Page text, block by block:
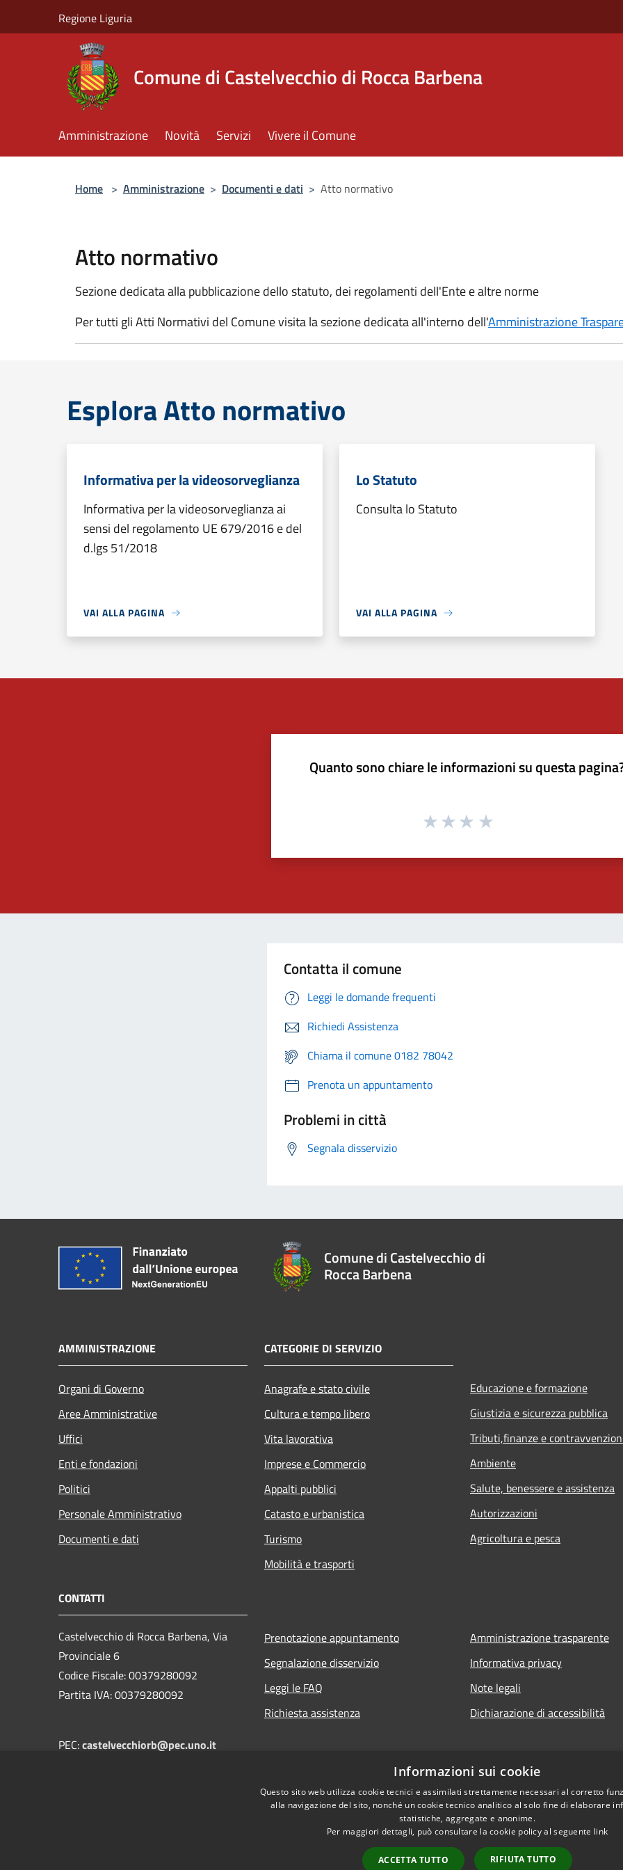
Regione Liguria
Comune di Castelvecchio di Rocca Barbena
Amministrazione Novità Servizi Vivere il Comune
Home > Amministrazione > Documenti e dati > Atto normativo
Atto normativo
Sezione dedicata alla pubblicazione dello statuto, dei regolamenti dell'Ente e altre norme
Per tutti gli Atti Normativi del Comune visita la sezione dedicata all'interno dell'Amministrazione
Esplora Atto normativo
Informativa per la videosorveglianza
Informativa per la videosorveglianza ai
sensi del regolamento UE 679/2016 e del
d.lgs 51/2018
VAI ALLA PAGINA
Lo Statuto
Consulta lo Statuto
VAI ALLA PAGINA
Quanto sono chiare le informazioni su questa
Contatta il comune
Leggi le domande frequenti
Richiedi Assistenza
Chiama il comune 0182 78042
Prenota un appuntamento
Problemi in città
Segnala disservizio
Comune di Castelvecchio di
Rocca Barbena
AMMINISTRAZIONE
Organi di Governo
Aree Amministrative
Uffici
Enti e fondazioni
Politici
Personale Amministrativo
Documenti e dati
CATEGORIE DI SERVIZIO
Anagrafe e stato civile
Cultura e tempo libero
Vita lavorativa
Imprese e Commercio
Appalti pubblici
Catasto e urbanistica
Turismo
Mobilità e trasporti
Educazione e formazione
Giustizia e sicurezza pubblica
Tributi,finanze e
Ambiente
Salute, benessere e assistenza
Autorizzazioni
Agricoltura e pesca
CONTATTI
Castelvecchio di Rocca Barbena, Via
Provinciale 6
Codice Fiscale: 00379280092
Partita IVA: 00379280092
PEC:castelvecchiorb@pec.uno.it
Prenotazione appuntamento
Segnalazione disservizio
Leggi le FAQ
Richiesta assistenza
Amministrazione trasparente
Informativa privacy
Note legali
Dichiarazione di accessibilità
Informazioni sui cookie
Questo sito web utilizza cookie tecnici e assimilati strettamente necessari al corretto
alla navigazione del sito, nonché un cookie tecnico analitico al solo fine di elaborare
statistiche, aggregate e anonime.
Per maggiori dettagli, può consultare la cookie policy al seguente link
ACCETTA TUTTO RIFIUTA TUTTO